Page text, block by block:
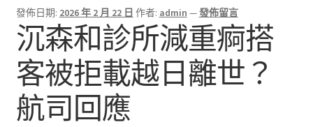
發佈日期: 2026 年 2 月 22 日 作者: admin —發佈留言
沉森和診所減重痾搭
客被拒載越日離世？
航司回應